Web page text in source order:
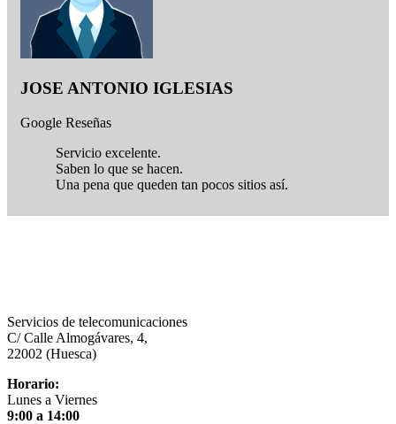
JOSE ANTONIO IGLESIAS
Google Reseñas
Servicio excelente.
Saben lo que se hacen.
Una pena que queden tan pocos sitios así.
Servicios de telecomunicaciones
C/ Calle Almogávares, 4,
22002 (Huesca)
Horario:
Lunes a Viernes
9:00 a 14:00